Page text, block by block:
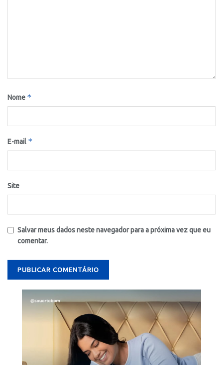
Nome *
E-mail *
Site
Salvar meus dados neste navegador para a próxima vez que eu
comentar.